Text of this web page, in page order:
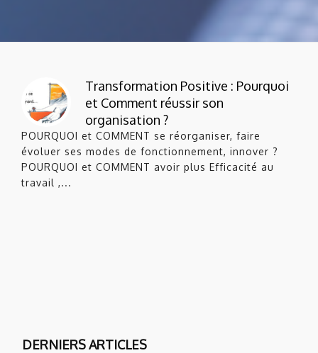
Transformation Positive : Pourquoi
et Comment réussir son
organisation ?
POURQUOI et COMMENT se réorganiser, faire
évoluer ses modes de fonctionnement, innover ?
POURQUOI et COMMENT avoir plus Efficacité au
travail ,...
DERNIERS ARTICLES